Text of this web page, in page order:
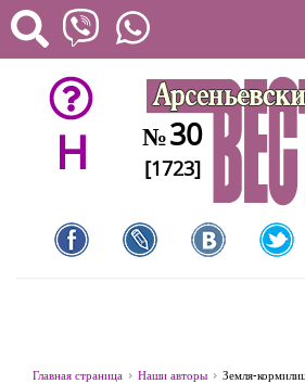
H №30
[1723]
Главная страница Наши авторы Земля-